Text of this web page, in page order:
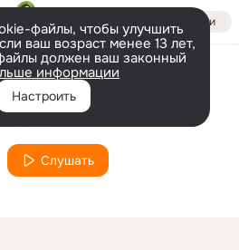
Войти
файлы, чтобы улучшить
ваш возраст менее 13 лет,
должен ваш законный
информации
Настроить
Amândoi
Слушать